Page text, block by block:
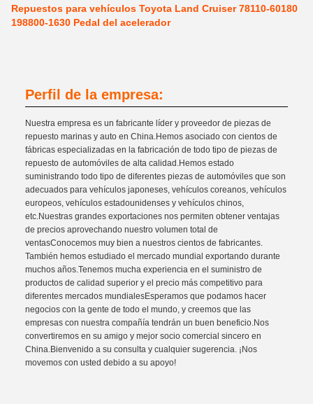
Repuestos para vehículos Toyota Land Cruiser 78110-60180
198800-1630 Pedal del acelerador
Perfil de la empresa:
Nuestra empresa es un fabricante líder y proveedor de piezas de
repuesto marinas y auto en China.Hemos asociado con cientos de
fábricas especializadas en la fabricación de todo tipo de piezas de
repuesto de automóviles de alta calidad.Hemos estado
suministrando todo tipo de diferentes piezas de automóviles que son
adecuados para vehículos japoneses, vehículos coreanos, vehículos
europeos, vehículos estadounidenses y vehículos chinos,
etc.Nuestras grandes exportaciones nos permiten obtener ventajas
de precios aprovechando nuestro volumen total de
ventasConocemos muy bien a nuestros cientos de fabricantes.
También hemos estudiado el mercado mundial exportando durante
muchos años.Tenemos mucha experiencia en el suministro de
productos de calidad superior y el precio más competitivo para
diferentes mercados mundialesEsperamos que podamos hacer
negocios con la gente de todo el mundo, y creemos que las
empresas con nuestra compañía tendrán un buen beneficio.Nos
convertiremos en su amigo y mejor socio comercial sincero en
China.Bienvenido a su consulta y cualquier sugerencia. ¡Nos
movemos con usted debido a su apoyo!